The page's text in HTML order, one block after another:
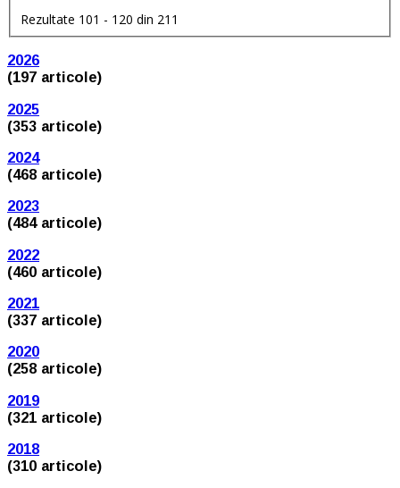
Rezultate 101 - 120 din 211
2026
(197 articole)
2025
(353 articole)
2024
(468 articole)
2023
(484 articole)
2022
(460 articole)
2021
(337 articole)
2020
(258 articole)
2019
(321 articole)
2018
(310 articole)